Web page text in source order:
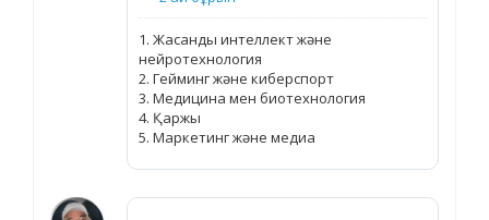
1. Жасанды интеллект және
нейротехнология
2. Гейминг және киберспорт
3. Медицина мен биотехнология
4. Қаржы
5. Маркетинг және медиа